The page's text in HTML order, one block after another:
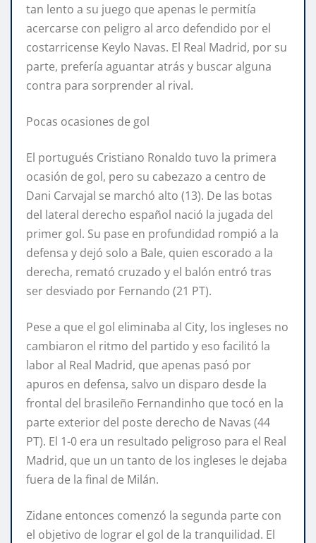
tan lento a su juego que apenas le permitía
acercarse con peligro al arco defendido por el
costarricense Keylo Navas. El Real Madrid, por su
parte, prefería aguantar atrás y buscar alguna
contra para sorprender al rival.
Pocas ocasiones de gol
El portugués Cristiano Ronaldo tuvo la primera
ocasión de gol, pero su cabezazo a centro de
Dani Carvajal se marchó alto (13). De las botas
del lateral derecho español nació la jugada del
primer gol. Su pase en profundidad rompió a la
defensa y dejó solo a Bale, quien escorado a la
derecha, remató cruzado y el balón entró tras
ser desviado por Fernando (21 PT).
Pese a que el gol eliminaba al City, los ingleses no
cambiaron el ritmo del partido y eso facilitó la
labor al Real Madrid, que apenas pasó por
apuros en defensa, salvo un disparo desde la
frontal del brasileño Fernandinho que tocó en la
parte exterior del poste derecho de Navas (44
PT). El 1-0 era un resultado peligroso para el Real
Madrid, que un un tanto de los ingleses le dejaba
fuera de la final de Milán.
Zidane entonces comenzó la segunda parte con
el objetivo de lograr el gol de la tranquilidad. El